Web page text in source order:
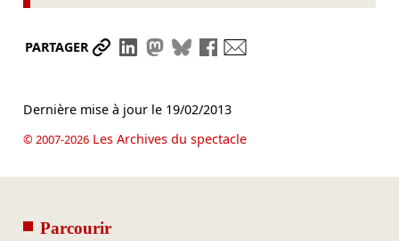
PARTAGER Partager le lien
Partager sur LinkedIn
Partager sur Mastodon
Partager sur Bluesky
Partager sur Facebook
Dernière mise à jour le 19/02/2013
© 2007-2026Les Archives du spectacle
Parcourir